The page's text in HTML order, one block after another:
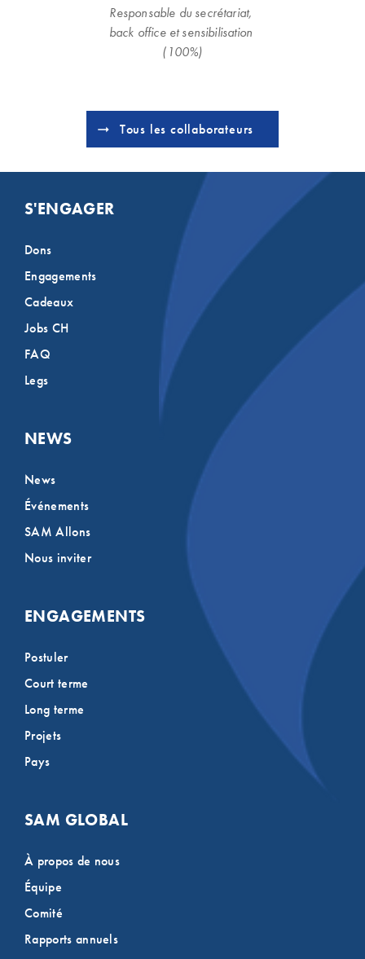
Responsable du secrétariat,
back office et sensibilisation
(100%)
Tous les collaborateurs
S'ENGAGER
Dons
Engagements
Cadeaux
Jobs CH
FAQ
Legs
NEWS
News
Événements
SAM Allons
Nous inviter
ENGAGEMENTS
Postuler
Court terme
Long terme
Projets
Pays
SAM GLOBAL
À propos de nous
Équipe
Comité
Rapports annuels